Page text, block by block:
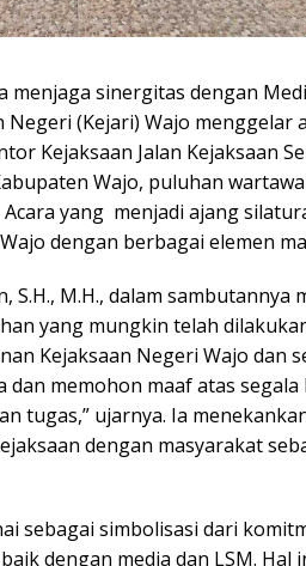
menjaga sinergitas dengan
Negeri (Kejari) Wajo menggelar
Kejaksaan Jalan Kejaksaan
Wajo, puluhan
Acara yang menjadi ajang
dengan berbagai elemen
S.H., M.H., dalam sambutannya
yang mungkin telah
Kejaksaan Negeri Wajo dan
memohon maaf atas segala
tugas,” ujarnya. Ia
dengan masyarakat
sebagai simbolisasi dari
dengan media dan LSM. Hal